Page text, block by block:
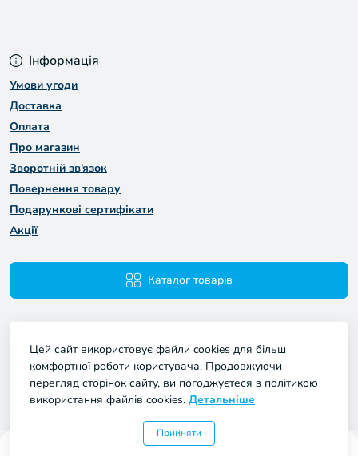
0
Інформація
Умови угоди
Доставка
Оплата
Про магазин
Зворотній зв'язок
Повернення товару
Подарункові сертифікати
Акції
Каталог товарів
Мій Проект © 2026
Цей сайт використовує файли cookies для більш
комфортної роботи користувача. Продовжуючи
перегляд сторінок сайту, ви погоджуєтеся з політикою
використання файлів cookies. Детальніше
Прийняти